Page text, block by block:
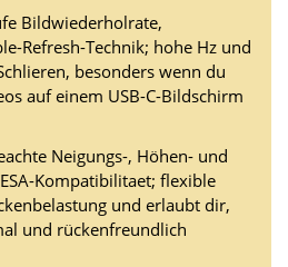
Bildwiederholrate,
Refresh-Technik; hohe Hz und
besonders wenn du
auf einem USB-C-Bildschirm
Neigungs-, Höhen- und
Kompatibilitaet; flexible
und erlaubt dir,
und rückenfreundlich